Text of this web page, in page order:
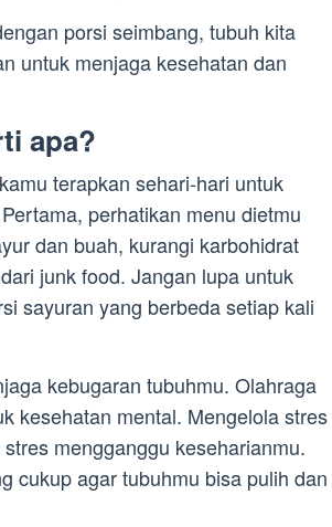
porsi seimbang, tubuh kita
untuk menjaga kesehatan dan
apa?
terapkan sehari-hari untuk
perhatikan menu dietmu
dan buah, kurangi karbohidrat
junk food. Jangan lupa untuk
sayuran yang berbeda setiap kali
kebugaran tubuhmu. Olahraga
kesehatan mental. Mengelola stres
mengganggu keseharianmu.
cukup agar tubuhmu bisa pulih dan